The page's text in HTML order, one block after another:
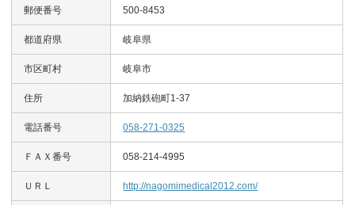
郵便番号 500-8453
都道府県 岐阜県
市区町村 岐阜市
住所 加納鉄砲町1-37
電話番号 058-271-0325
ＦＡＸ番号 058-214-4995
ＵＲＬ http://nagomimedical2012.com/